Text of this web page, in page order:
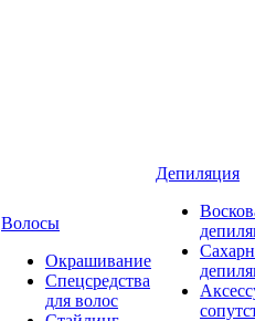
Волосы
Окрашивание
Спецсредства
для волос
Депиляция